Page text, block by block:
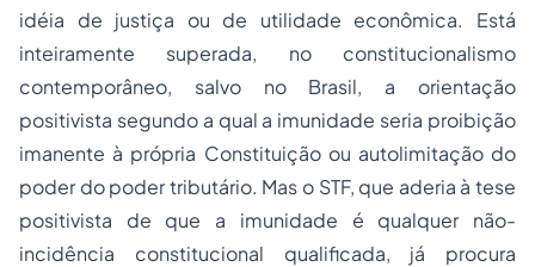
idéia de justiça ou de utilidade econômica. Está
inteiramente superada, no constitucionalismo
contemporâneo, salvo no Brasil, a orientação
positivista segundo a qual a imunidade seria proibição
imanente à própria Constituição ou autolimitação do
poder do poder tributário. Mas o STF, que aderia à tese
positivista de que a imunidade é qualquer não-
incidência constitucional qualificada, já procura